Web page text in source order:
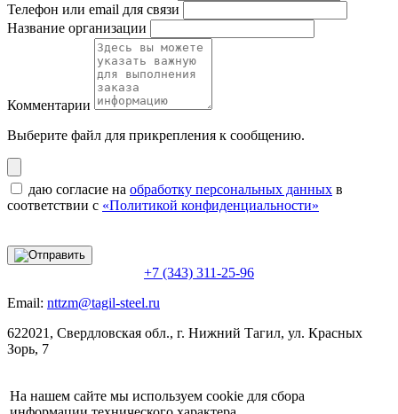
Телефон или email для связи
Название организации
Комментарии
Выберите файл для прикрепления к сообщению.
даю согласие на обработку персональных данных в
соответствии с «Политикой конфиденциальности»
+7 (343) 311-25-96
Email: nttzm@tagil-steel.ru
622021, Свердловская обл., г. Нижний Тагил, ул. Красных
Зорь, 7
На нашем сайте мы используем cookie для сбора